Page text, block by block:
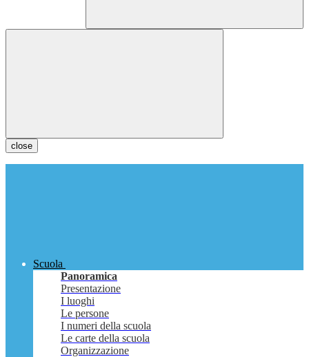
close
Scuola
Panoramica
Presentazione
I luoghi
Le persone
I numeri della scuola
Le carte della scuola
Organizzazione